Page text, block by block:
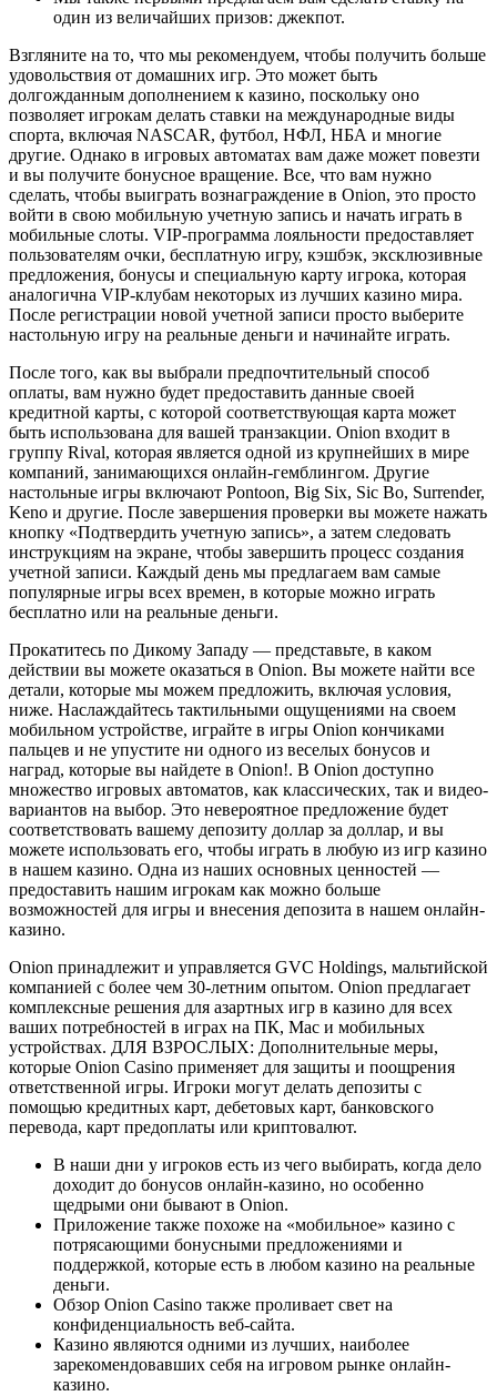
один из величайших призов: джекпот.
Взгляните на то, что мы рекомендуем, чтобы получить больше
удовольствия от домашних игр. Это может быть
долгожданным дополнением к казино, поскольку оно
позволяет игрокам делать ставки на международные виды
спорта, включая NASCAR, футбол, НФЛ, НБА и многие
другие. Однако в игровых автоматах вам даже может повезти
и вы получите бонусное вращение. Все, что вам нужно
сделать, чтобы выиграть вознаграждение в Onion, это просто
войти в свою мобильную учетную запись и начать играть в
мобильные слоты. VIP-программа лояльности предоставляет
пользователям очки, бесплатную игру, кэшбэк, эксклюзивные
предложения, бонусы и специальную карту игрока, которая
аналогична VIP-клубам некоторых из лучших казино мира.
После регистрации новой учетной записи просто выберите
настольную игру на реальные деньги и начинайте играть.
После того, как вы выбрали предпочтительный способ
оплаты, вам нужно будет предоставить данные своей
кредитной карты, с которой соответствующая карта может
быть использована для вашей транзакции. Onion входит в
группу Rival, которая является одной из крупнейших в мире
компаний, занимающихся онлайн-гемблингом. Другие
настольные игры включают Pontoon, Big Six, Sic Bo, Surrender,
Keno и другие. После завершения проверки вы можете нажать
кнопку «Подтвердить учетную запись», а затем следовать
инструкциям на экране, чтобы завершить процесс создания
учетной записи. Каждый день мы предлагаем вам самые
популярные игры всех времен, в которые можно играть
бесплатно или на реальные деньги.
Прокатитесь по Дикому Западу — представьте, в каком
действии вы можете оказаться в Onion. Вы можете найти все
детали, которые мы можем предложить, включая условия,
ниже. Наслаждайтесь тактильными ощущениями на своем
мобильном устройстве, играйте в игры Onion кончиками
пальцев и не упустите ни одного из веселых бонусов и
наград, которые вы найдете в Onion!. В Onion доступно
множество игровых автоматов, как классических, так и видео-
вариантов на выбор. Это невероятное предложение будет
соответствовать вашему депозиту доллар за доллар, и вы
можете использовать его, чтобы играть в любую из игр казино
в нашем казино. Одна из наших основных ценностей —
предоставить нашим игрокам как можно больше
возможностей для игры и внесения депозита в нашем онлайн-
казино.
Onion принадлежит и управляется GVC Holdings, мальтийской
компанией с более чем 30-летним опытом. Onion предлагает
комплексные решения для азартных игр в казино для всех
ваших потребностей в играх на ПК, Mac и мобильных
устройствах. ДЛЯ ВЗРОСЛЫХ: Дополнительные меры,
которые Onion Casino применяет для защиты и поощрения
ответственной игры. Игроки могут делать депозиты с
помощью кредитных карт, дебетовых карт, банковского
перевода, карт предоплаты или криптовалют.
В наши дни у игроков есть из чего выбирать, когда дело
доходит до бонусов онлайн-казино, но особенно
щедрыми они бывают в Onion.
Приложение также похоже на «мобильное» казино с
потрясающими бонусными предложениями и
поддержкой, которые есть в любом казино на реальные
деньги.
Обзор Onion Casino также проливает свет на
конфиденциальность веб-сайта.
Казино являются одними из лучших, наиболее
зарекомендовавших себя на игровом рынке онлайн-
казино.